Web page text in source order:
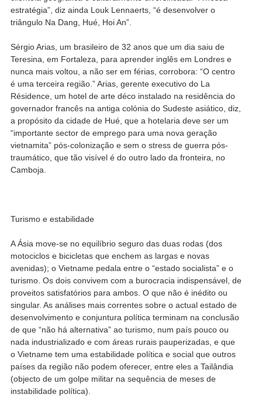
estratégia”, diz ainda Louk Lennaerts, “é desenvolver o
triângulo Na Dang, Hué, Hoi An”.
Sérgio Arias, um brasileiro de 32 anos que um dia saiu de
Teresina, em Fortaleza, para aprender inglês em Londres e
nunca mais voltou, a não ser em férias, corrobora: “O centro
é uma terceira região.” Arias, gerente executivo do La
Résidence, um hotel de arte déco instalado na residência do
governador francês na antiga colónia do Sudeste asiático, diz,
a propósito da cidade de Hué, que a hotelaria deve ser um
“importante sector de emprego para uma nova geração
vietnamita” pós-colonização e sem o stress de guerra pós-
traumático, que tão visível é do outro lado da fronteira, no
Camboja.
Turismo e estabilidade
A Ásia move-se no equilíbrio seguro das duas rodas (dos
motociclos e bicicletas que enchem as largas e novas
avenidas); o Vietname pedala entre o “estado socialista” e o
turismo. Os dois convivem com a burocracia indispensável, de
proveitos satisfatórios para ambos. O que não é inédito ou
singular. As análises mais correntes sobre o actual estado de
desenvolvimento e conjuntura política terminam na conclusão
de que “não há alternativa” ao turismo, num país pouco ou
nada industrializado e com áreas rurais pauperizadas, e que
o Vietname tem uma estabilidade política e social que outros
países da região não podem oferecer, entre eles a Tailândia
(objecto de um golpe militar na sequência de meses de
instabilidade política).